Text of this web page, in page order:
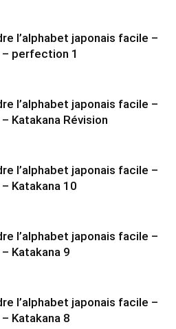
l’alphabet japonais facile –
perfection 1
l’alphabet japonais facile –
Katakana Révision
l’alphabet japonais facile –
Katakana 10
l’alphabet japonais facile –
Katakana 9
l’alphabet japonais facile –
Katakana 8